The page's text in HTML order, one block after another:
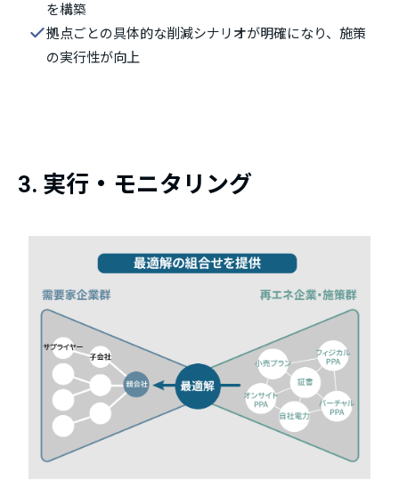
を構築
拠点ごとの具体的な削減シナリオが明確になり、施策
の実行性が向上
3. 実行・モニタリング